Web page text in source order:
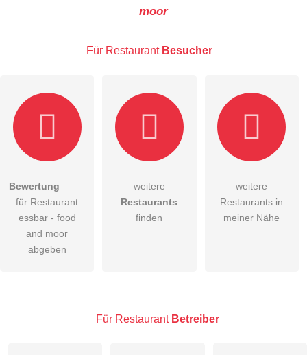
Die Datenschutzerklärunghabe ich zur Kenntnis genommen.
öffentliche Frage stellen
Restaurant-Eintrag zu stellen.
moor
Für Restaurant Besucher
Bewertung
für Restaurant
essbar - food
and moor
abgeben
weitere
Restaurants
finden
weitere
Restaurants in
meiner Nähe
Für Restaurant Betreiber